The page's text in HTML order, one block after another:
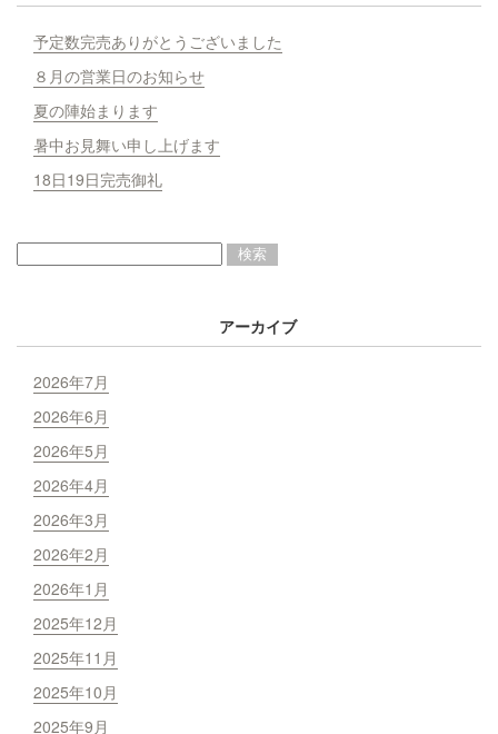
予定数完売ありがとうございました
８月の営業日のお知らせ
夏の陣始まります
暑中お見舞い申し上げます
18日19日完売御礼
アーカイブ
2026年7月
2026年6月
2026年5月
2026年4月
2026年3月
2026年2月
2026年1月
2025年12月
2025年11月
2025年10月
2025年9月